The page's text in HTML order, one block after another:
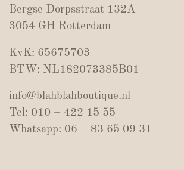
Bergse Dorpsstraat 132A
3054 GH Rotterdam
KvK: 65675703
BTW: NL182073385B01
info@blahblahboutique.nl
Tel: 010 – 422 15 55
Whatsapp: 06 – 83 65 09 31